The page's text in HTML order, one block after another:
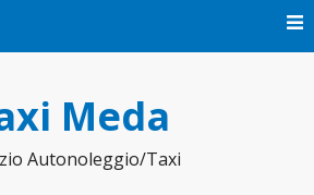
Meda
Autonoleggio/Taxi